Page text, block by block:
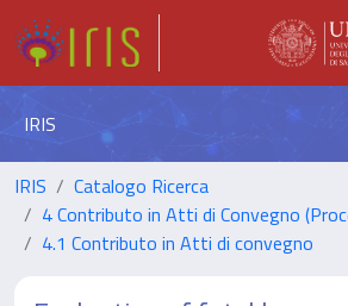
IRIS
IRIS
Catalogo Ricerca
4 Contributo in Atti di Convegno
4.1 Contributo in Atti di convegno